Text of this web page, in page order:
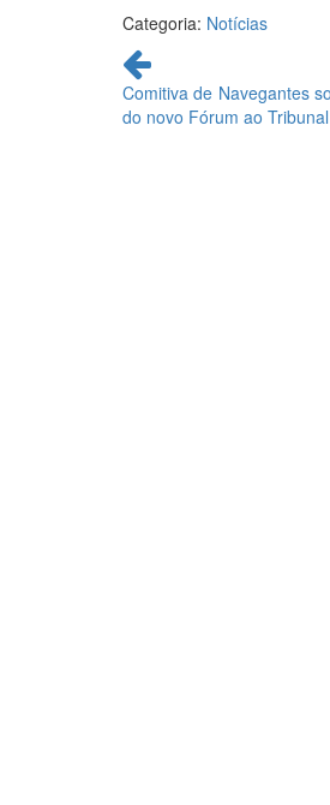
Categoria: Notícias
Continue
lendo
Comitiva de Navegantes
do novo Fórum ao